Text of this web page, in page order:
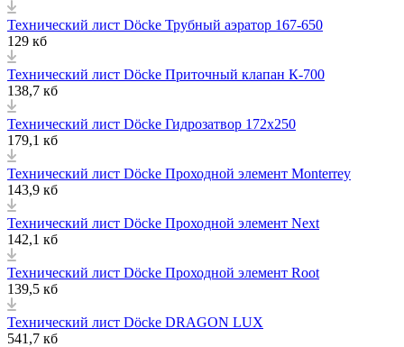
Технический лист Döcke Трубный аэратор 167-650
129 кб
Технический лист Döcke Приточный клапан К-700
138,7 кб
Технический лист Döcke Гидрозатвор 172х250
179,1 кб
Технический лист Döcke Проходной элемент Monterrey
143,9 кб
Технический лист Döcke Проходной элемент Next
142,1 кб
Технический лист Döcke Проходной элемент Root
139,5 кб
Технический лист Döcke DRAGON LUX
541,7 кб